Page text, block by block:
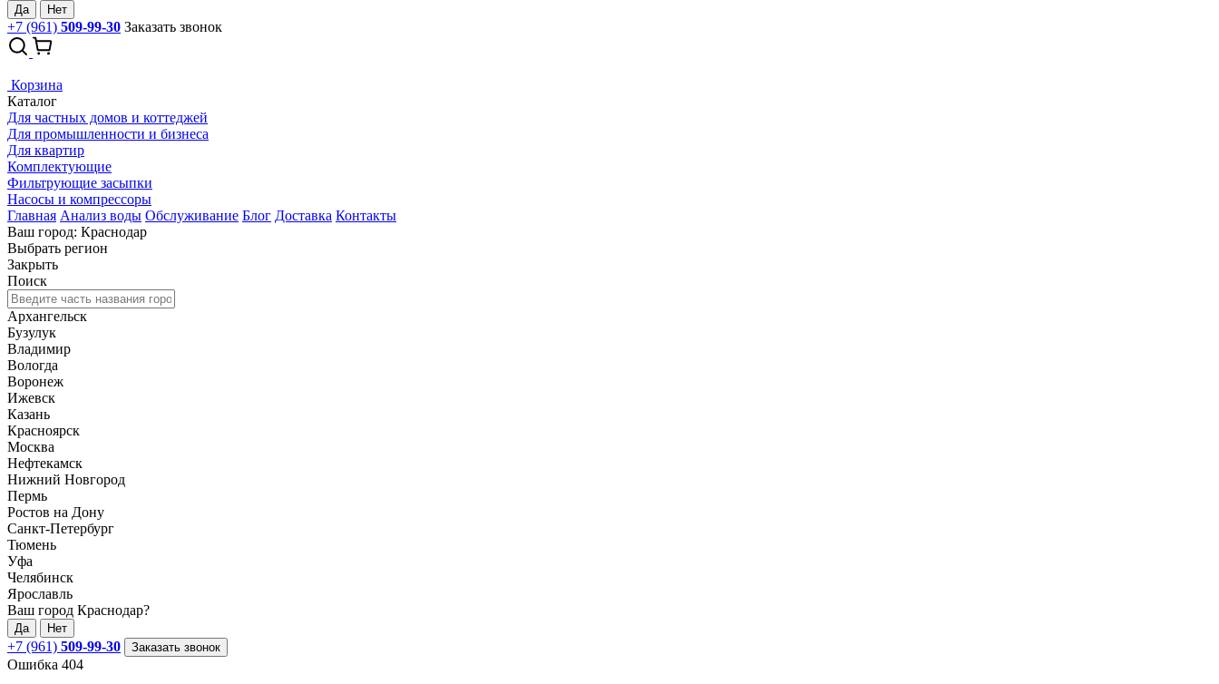
Да Нет
+7 (961) 509-99-30 Заказать звонок
Корзина
Каталог
Для частных домов и коттеджей
Для промышленности и бизнеса
Для квартир
Комплектующие
Фильтрующие засыпки
Насосы и компрессоры
Главная Анализ воды Обслуживание Блог Доставка Контакты
Ваш город: Краснодар
Выбрать регион
Закрыть
Поиск
Архангельск
Бузулук
Владимир
Вологда
Воронеж
Ижевск
Казань
Красноярск
Москва
Нефтекамск
Нижний Новгород
Пермь
Ростов на Дону
Санкт-Петербург
Тюмень
Уфа
Челябинск
Ярославль
Ваш город Краснодар?
Да Нет
+7 (961) 509-99-30 Заказать звонок
Ошибка 404